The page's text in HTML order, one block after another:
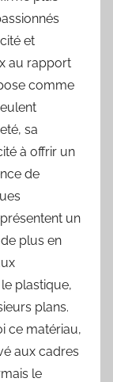
et
au rapport
comme
sa
à offrir un
de
un
plus en
plastique,
plans.
ce matériau,
aux cadres
le